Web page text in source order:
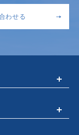
わせる